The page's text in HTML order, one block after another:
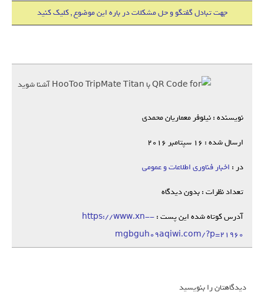
جهت تبادل گفتگو و حل مشکلات در باره این موضوع , کلیک کنید
نویسنده : نیلوفر معماریان محمدی
ارسال شده : 16 سپتامبر 2016
در : اخبار فناوری اطلاعات و عمومی
تعداد نظرات : بدون دیدگاه
آدرس کوتاه شده این پست :https://www.xn--
mgbguh09aqiwi.com/?p=21960
دیدگاهتان را بنویسید